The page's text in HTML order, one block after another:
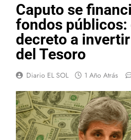
Caputo se
fondos públicos:
decreto a
del Tesoro
Diario EL SOL 1 Año Atrás